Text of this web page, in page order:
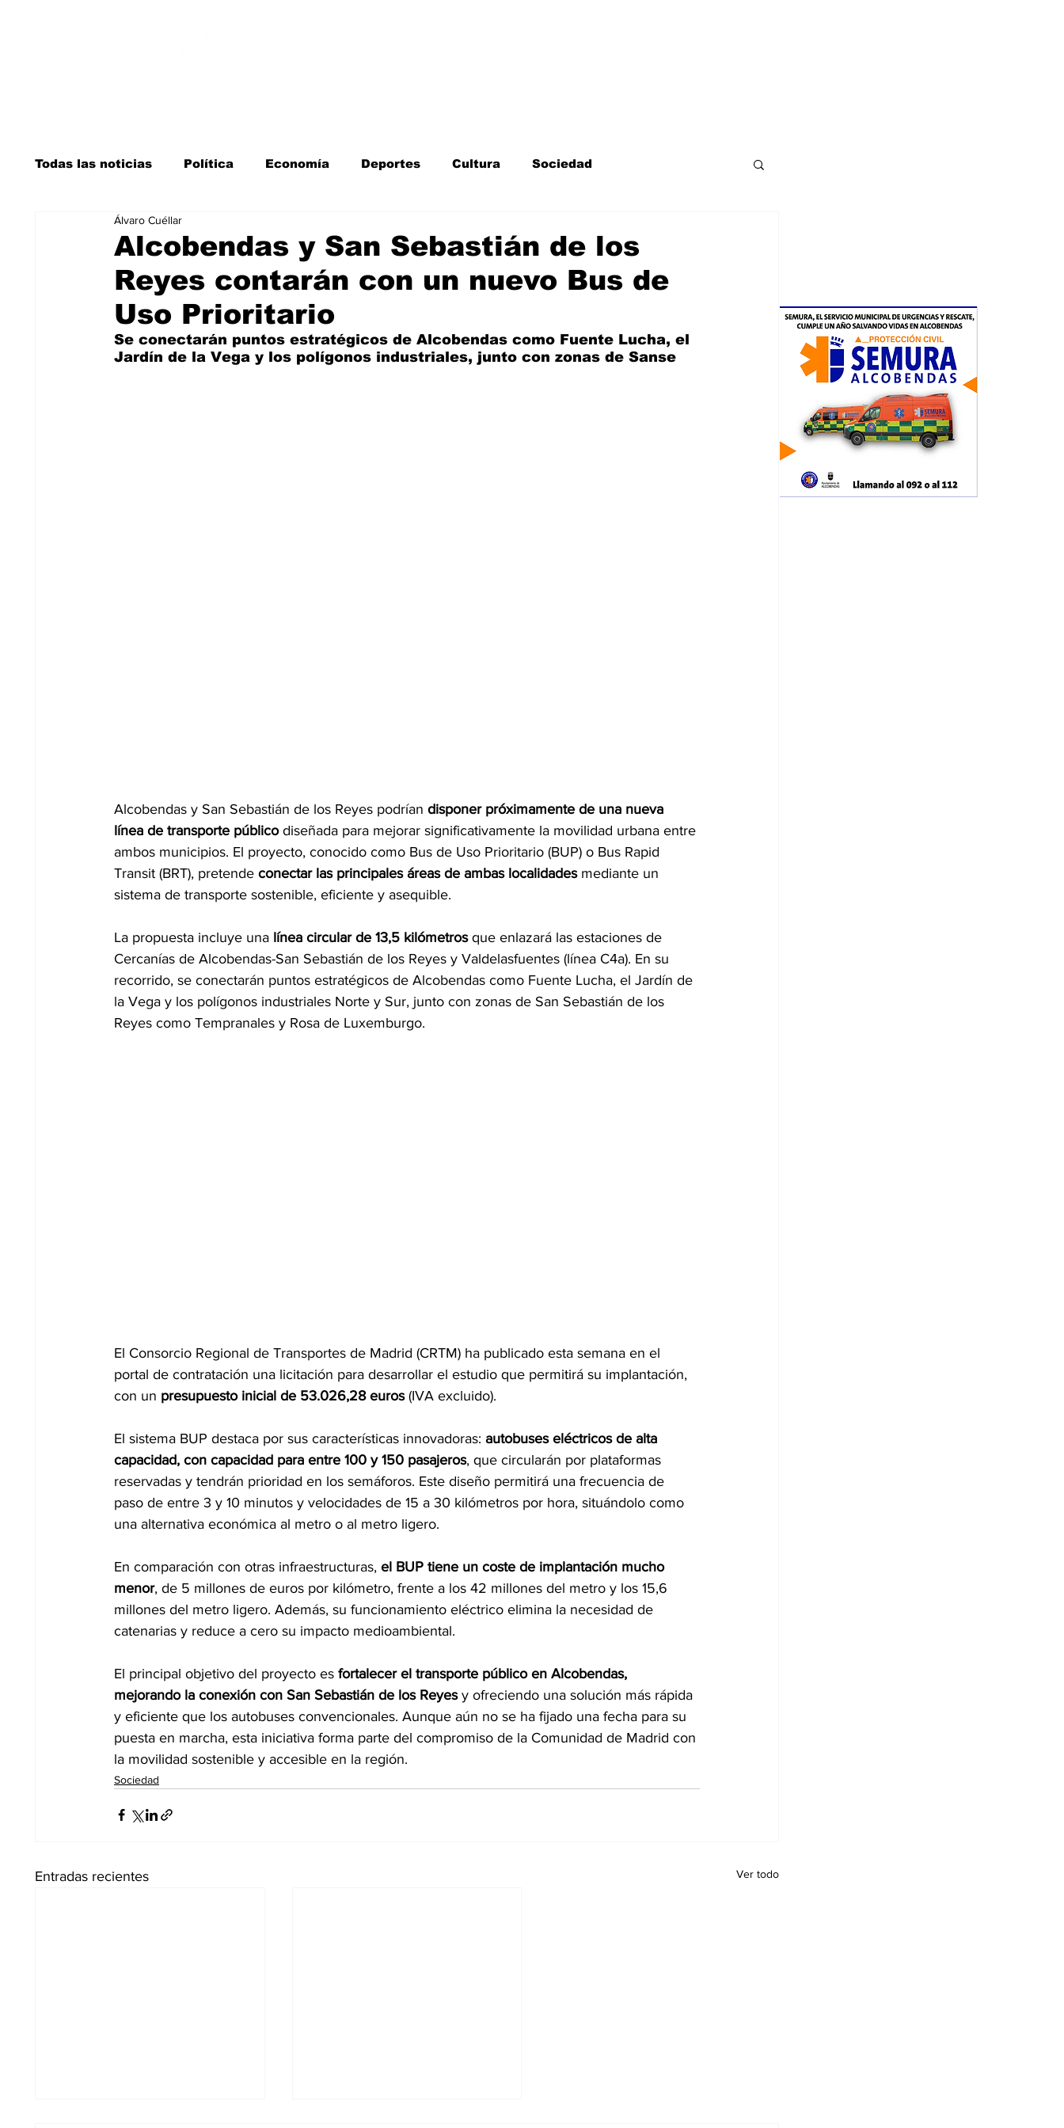
Todas las noticias Política Economía Deportes Cultura Sociedad
Salud y bienestar
La verdad detrás de la guerra Kit Digital Sucesos Fiestas Mayores
Alcobendas y San Sebastián de los
Reyes contarán con un nuevo Bus de
Uso Prioritario
Álvaro Cuéllar
Se conectarán puntos estratégicos de Alcobendas como Fuente Lucha, el
Jardín de la Vega y los polígonos industriales, junto con zonas de Sanse
Alcobendas y San Sebastián de los Reyes podrían disponer próximamente de una nueva
línea de transporte público diseñada para mejorar significativamente la movilidad urbana entre
ambos municipios. El proyecto, conocido como Bus de Uso Prioritario (BUP) o Bus Rapid
Transit (BRT), pretende conectar las principales áreas de ambas localidades mediante un
sistema de transporte sostenible, eficiente y asequible.
La propuesta incluye una línea circular de 13,5 kilómetros que enlazará las estaciones de
Cercanías de Alcobendas-San Sebastián de los Reyes y Valdelasfuentes (línea C4a). En su
recorrido, se conectarán puntos estratégicos de Alcobendas como Fuente Lucha, el Jardín de
la Vega y los polígonos industriales Norte y Sur, junto con zonas de San Sebastián de los
Reyes como Tempranales y Rosa de Luxemburgo.
El Consorcio Regional de Transportes de Madrid (CRTM) ha publicado esta semana en el
portal de contratación una licitación para desarrollar el estudio que permitirá su implantación,
con un presupuesto inicial de 53.026,28 euros (IVA excluido).
El sistema BUP destaca por sus características innovadoras: autobuses eléctricos de alta
capacidad, con capacidad para entre 100 y 150 pasajeros, que circularán por plataformas
reservadas y tendrán prioridad en los semáforos. Este diseño permitirá una frecuencia de
paso de entre 3 y 10 minutos y velocidades de 15 a 30 kilómetros por hora, situándolo como
una alternativa económica al metro o al metro ligero.
En comparación con otras infraestructuras, el BUP tiene un coste de implantación mucho
menor, de 5 millones de euros por kilómetro, frente a los 42 millones del metro y los 15,6
millones del metro ligero. Además, su funcionamiento eléctrico elimina la necesidad de
catenarias y reduce a cero su impacto medioambiental.
El principal objetivo del proyecto es fortalecer el transporte público en Alcobendas,
mejorando la conexión con San Sebastián de los Reyes y ofreciendo una solución más rápida
y eficiente que los autobuses convencionales. Aunque aún no se ha fijado una fecha para su
puesta en marcha, esta iniciativa forma parte del compromiso de la Comunidad de Madrid con
la movilidad sostenible y accesible en la región.
Sociedad
Entradas recientes Ver todo